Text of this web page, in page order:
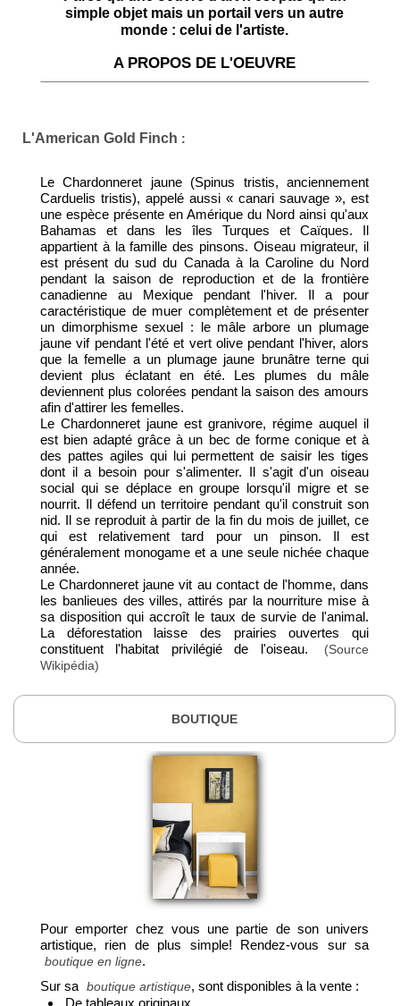
simple objet mais un portail vers un autre
monde : celui de l'artiste.
A PROPOS DE L'OEUVRE
L'American Gold Finch :
Le Chardonneret jaune (Spinus tristis, anciennement
Carduelis tristis), appelé aussi « canari sauvage », est
une espèce présente en Amérique du Nord ainsi qu'aux
Bahamas et dans les îles Turques et Caïques. Il
appartient à la famille des pinsons. Oiseau migrateur, il
est présent du sud du Canada à la Caroline du Nord
pendant la saison de reproduction et de la frontière
canadienne au Mexique pendant l'hiver. Il a pour
caractéristique de muer complètement et de présenter
un dimorphisme sexuel : le mâle arbore un plumage
jaune vif pendant l'été et vert olive pendant l'hiver, alors
que la femelle a un plumage jaune brunâtre terne qui
devient plus éclatant en été. Les plumes du mâle
deviennent plus colorées pendant la saison des amours
afin d'attirer les femelles.
Le Chardonneret jaune est granivore, régime auquel il
est bien adapté grâce à un bec de forme conique et à
des pattes agiles qui lui permettent de saisir les tiges
dont il a besoin pour s'alimenter. Il s'agit d'un oiseau
social qui se déplace en groupe lorsqu'il migre et se
nourrit. Il défend un territoire pendant qu'il construit son
nid. Il se reproduit à partir de la fin du mois de juillet, ce
qui est relativement tard pour un pinson. Il est
généralement monogame et a une seule nichée chaque
année.
Le Chardonneret jaune vit au contact de l'homme, dans
les banlieues des villes, attirés par la nourriture mise à
sa disposition qui accroît le taux de survie de l'animal.
La déforestation laisse des prairies ouvertes qui
constituent l'habitat privilégié de l'oiseau.
(Source
Wikipédia)
BOUTIQUE
Pour emporter chez vous une partie de son univers
artistique, rien de plus simple! Rendez-vous sur sa
boutique en ligne.
Sur sa boutique artistique, sont disponibles à la vente :